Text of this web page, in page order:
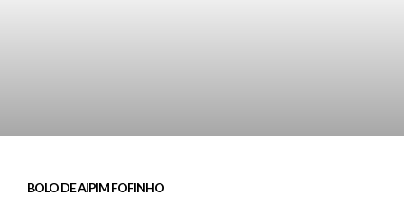
BOLO DE AIPIM FOFINHO